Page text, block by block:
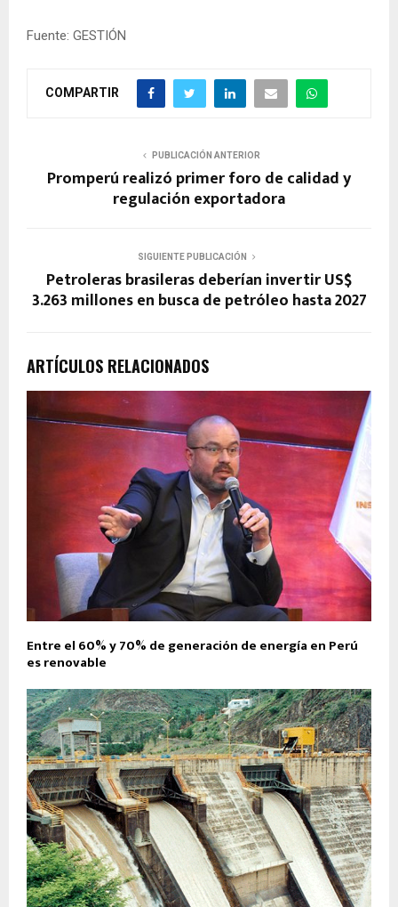
Fuente: GESTIÓN
COMPARTIR
PUBLICACIÓN ANTERIOR
Promperú realizó primer foro de calidad y
regulación exportadora
SIGUIENTE PUBLICACIÓN
Petroleras brasileras deberían invertir US$
3.263 millones en busca de petróleo hasta 2027
ARTÍCULOS RELACIONADOS
Entre el 60% y 70% de generación de energía en Perú
es renovable